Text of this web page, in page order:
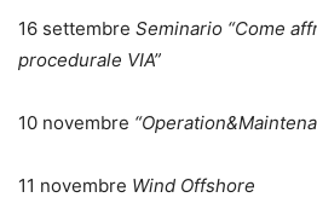
16 settembre Seminario “Come
procedurale VIA”
10 novembre
11 novembre Wind Offshore